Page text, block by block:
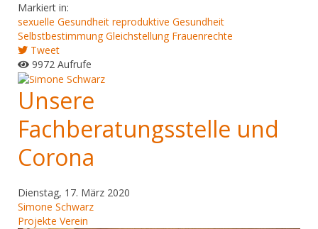
Markiert in:
sexuelle Gesundheit reproduktive Gesundheit
Selbstbestimmung Gleichstellung Frauenrechte
Tweet
9972 Aufrufe
Unsere
Fachberatungsstelle und
Corona
Dienstag, 17. März 2020
Simone Schwarz
Projekte Verein